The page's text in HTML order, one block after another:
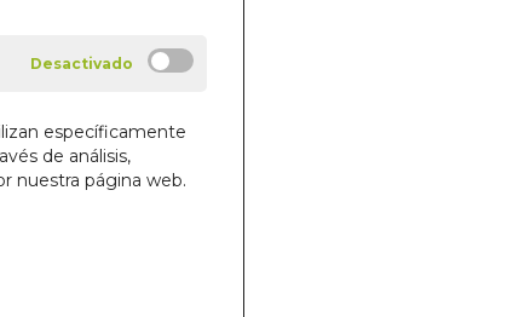
específicamente
de análisis,
nuestra página web.